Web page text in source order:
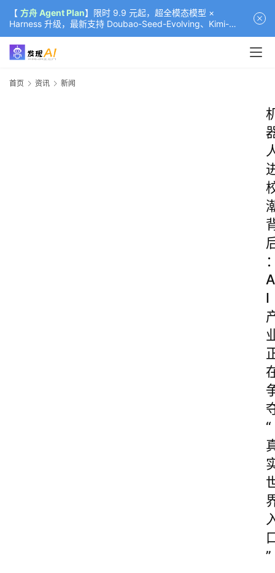
【 方舟 Agent Plan】限时 9.9 元起，超全模态模型 ×
Harness 升级，最新支持 Doubao-Seed-Evolving、Kimi-
K3（部分）、GLM-5.2
首页 资讯 新闻
A
I
“
”